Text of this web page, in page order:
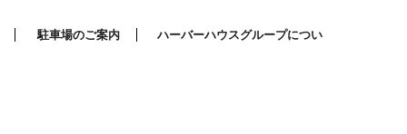
駐車場のご案内 ハーバーハウスグループについ